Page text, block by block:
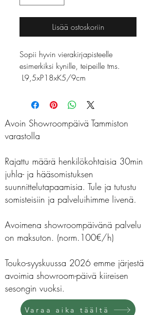
Lisää ostoskoriin
Sopii hyvin vierakirjapisteelle
esimerkiksi kynille, teipeille tms.
L9,5xP18xK5/9cm
Avoin Showroompäivä Tammiston
varastolla
Rajattu määrä henkilökohtaisia 30min
juhla- ja hääsomistuksen
suunnittelutapaamisia. Tule ja tutustu
somisteisiin ja palveluihimme livenä.
Avoimena showroompäivänä palvelu
on maksuton. (norm.100€/h)
Touko-syyskuussa 2026 emme järjestä
avoimia showroom-päivä kiireisen
sesongin vuoksi.
Varaa aika täältä